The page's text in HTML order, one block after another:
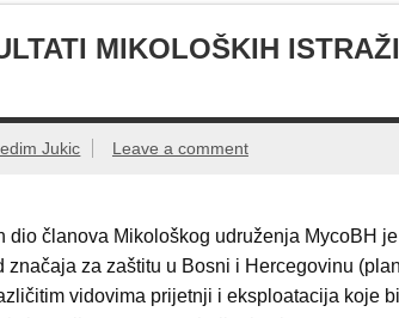
MIKOLOŠKIH
Jukic Leave a comment
dio članova Mikološkog udruženja MycoBH
značaja za zaštitu u Bosni i Hercegovinu
vidovima prijetnji i eksploatacija koje